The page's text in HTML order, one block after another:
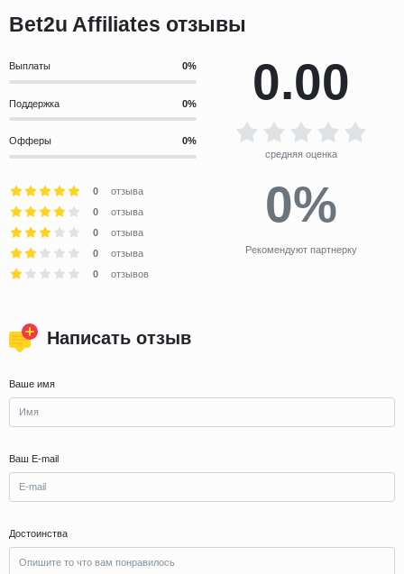
Bet2u Affiliates отзывы
Выплаты
Поддержка
Офферы
0.00
средняя оценка
0
отзыва
0
отзыва
0
отзыва
0
отзыва
0
отзывов
0%
Рекомендуют партнерку
Написать отзыв
Ваше имя
Ваш E-mail
Достоинства